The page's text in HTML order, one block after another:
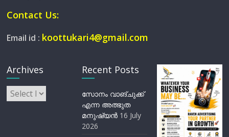
Contact Us:
Email id : koottukari4@gmail.com
Archives
Archives
Recent Posts
സോനം വാങ്ചുക്ക്
എന്ന അത്ഭുത
മനുഷ്യന്‍ 16 July
2026